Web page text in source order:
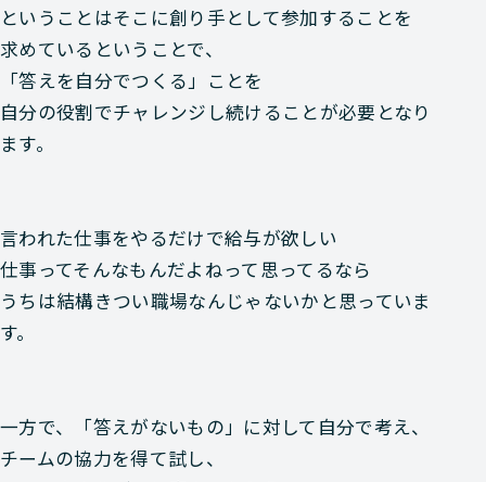
ということはそこに創り手として参加することを
求めているということで、
「答えを自分でつくる」ことを
自分の役割でチャレンジし続けることが必要となり
ます。
言われた仕事をやるだけで給与が欲しい
仕事ってそんなもんだよねって思ってるなら
うちは結構きつい職場なんじゃないかと思っていま
す。
一方で、「答えがないもの」に対して自分で考え、
チームの協力を得て試し、